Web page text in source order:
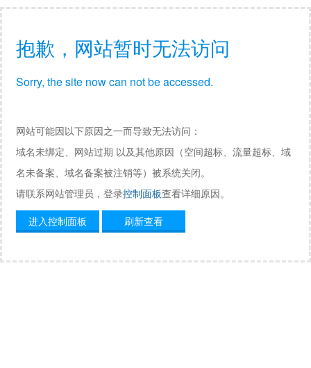
抱歉，网站暂时无法访问
Sorry, the site now can not be accessed.
网站可能因以下原因之一而导致无法访问：
域名未绑定、网站过期 以及其他原因（空间超标、流量超标、域
名未备案、域名备案被注销等）被系统关闭。
请联系网站管理员，登录控制面板查看详细原因。
进入控制面板
刷新查看